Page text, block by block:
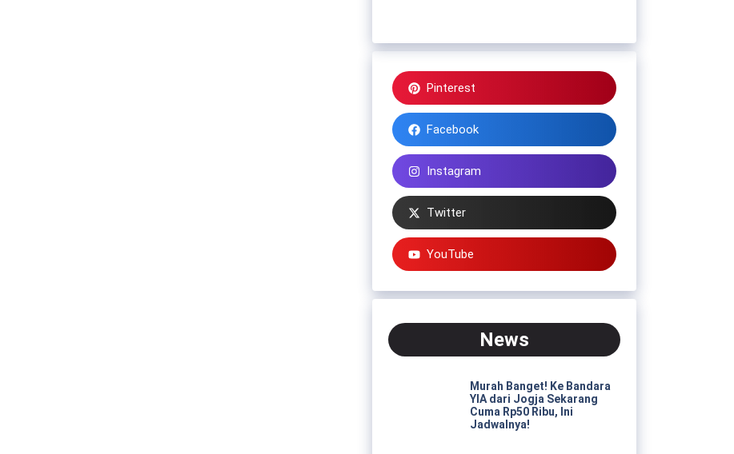
Pinterest
Facebook
Instagram
Twitter
YouTube
News
Murah Banget! Ke Bandara
YIA dari Jogja Sekarang
Cuma Rp50 Ribu, Ini
Jadwalnya!